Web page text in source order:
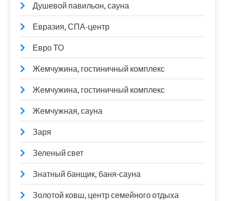
Душевой павильон, сауна
Евразия, СПА-центр
Евро ТО
Жемчужина, гостиничный комплекс
Жемчужина, гостиничный комплекс
Жемчужная, сауна
Заря
Зеленый свет
Знатный банщик, баня-сауна
Золотой ковш, центр семейного отдыха